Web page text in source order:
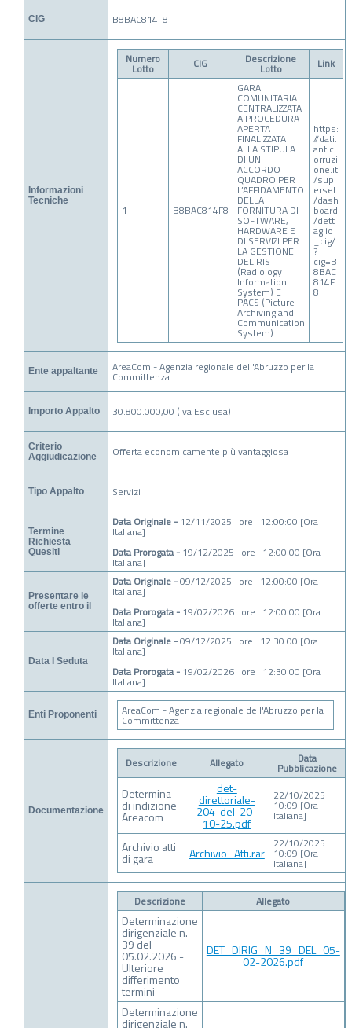
CIG B8BAC814F8
Informazioni
Tecniche
Numero
Lotto CIG Descrizione
Lotto Link
1 B8BAC814F8
GARA
COMUNITARIA
CENTRALIZZATA
A PROCEDURA
APERTA
FINALIZZATA
ALLA STIPULA
DI UN
ACCORDO
QUADRO PER
L’AFFIDAMENTO
DELLA
FORNITURA DI
SOFTWARE,
HARDWARE E
DI SERVIZI PER
LA GESTIONE
DEL RIS
(Radiology
Information
System) E
PACS (Picture
Archiving and
Communication
System)
https:
//dati.
antic
orruzi
one.it
/sup
erset
/dash
board
/dett
aglio
_cig/
?
cig=B
8BAC
814F
8
Ente appaltante AreaCom - Agenzia regionale dell'Abruzzo per la
Committenza
Importo Appalto 30.800.000,00 (Iva Esclusa)
Criterio
Aggiudicazione
Offerta economicamente più vantaggiosa
Tipo Appalto Servizi
Termine
Richiesta
Quesiti
Data Originale - 12/11/2025 ore 12:00:00 [Ora
Italiana]
Data Prorogata - 19/12/2025 ore 12:00:00 [Ora
Italiana]
Presentare le
offerte entro il
Data Originale -09/12/2025 ore 12:00:00 [Ora
Italiana]
Data Prorogata - 19/02/2026 ore 12:00:00 [Ora
Italiana]
Data I Seduta
Data Originale -09/12/2025 ore 12:30:00 [Ora
Italiana]
Data Prorogata - 19/02/2026 ore 12:30:00 [Ora
Italiana]
Enti Proponenti AreaCom - Agenzia regionale dell'Abruzzo per la
Committenza
Documentazione
Descrizione Allegato Data
Pubblicazione
Determina
di indizione
Areacom
det-
direttoriale-
204-del-20-
10-25.pdf
22/10/2025
10:09 [Ora
Italiana]
Archivio atti
di gara Archivio_Atti.rar
22/10/2025
10:09 [Ora
Italiana]
Descrizione Allegato
Determinazione
dirigenziale n.
39 del
05.02.2026 -
Ulteriore
differimento
termini
DET_DIRIG_N_39_DEL_05-
02-2026.pdf
Determinazione
dirigenziale n.